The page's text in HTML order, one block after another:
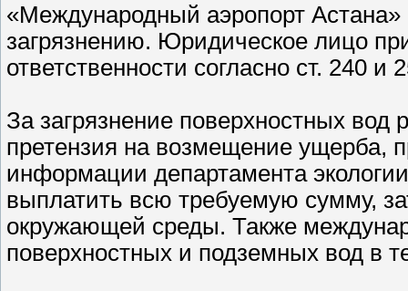
«Международный аэропорт Астана»
загрязнению. Юридическое лицо
ответственности согласно ст. 240
За загрязнение поверхностных
претензия на возмещение ущерба,
информации департамента
выплатить всю требуемую сумму,
окружающей среды. Также
поверхностных и подземных вод в